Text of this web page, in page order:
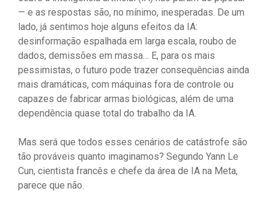
— e as respostas são, no mínimo, inesperadas. De um
lado, já sentimos hoje alguns efeitos da IA:
desinformação espalhada em larga escala, roubo de
dados, demissões em massa… E, para os mais
pessimistas, o futuro pode trazer consequências ainda
mais dramáticas, com máquinas fora de controle ou
capazes de fabricar armas biológicas, além de uma
dependência quase total do trabalho da IA.
Mas será que todos esses cenários de catástrofe são
tão prováveis quanto imaginamos? Segundo Yann Le
Cun, cientista francês e chefe da área de IA na Meta,
parece que não.